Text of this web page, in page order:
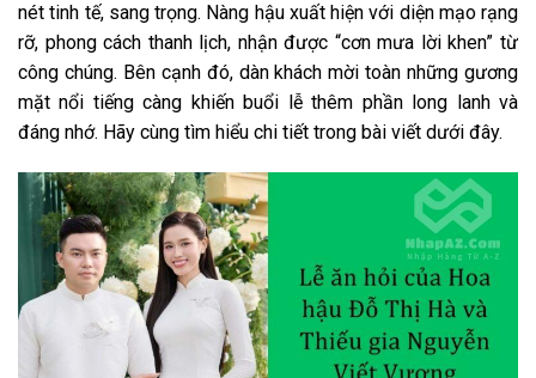
nét tinh tế, sang trọng. Nàng hậu xuất hiện với diện mạo rạng
rỡ, phong cách thanh lịch, nhận được “cơn mưa lời khen” từ
công chúng. Bên cạnh đó, dàn khách mời toàn những gương
mặt nổi tiếng càng khiến buổi lễ thêm phần long lanh và
đáng nhớ. Hãy cùng tìm hiểu chi tiết trong bài viết dưới đây.